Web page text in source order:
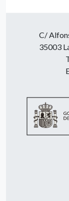
C/
35003